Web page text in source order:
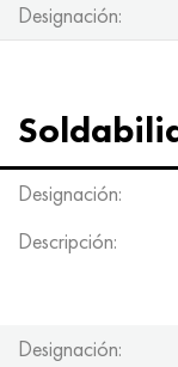
Designación:
Designación:
Descripción:
Designación: